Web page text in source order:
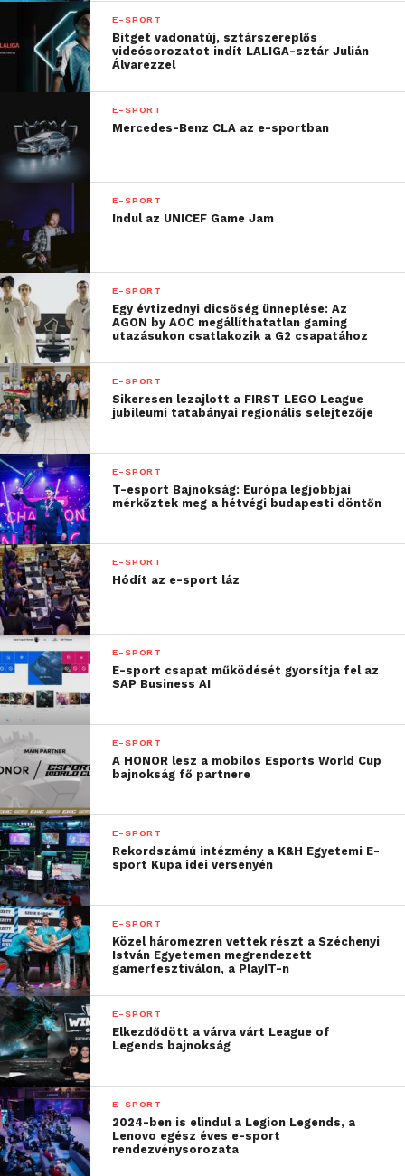
egy virtuális focibajnokságban is összemérhették
erejüket.
Az esemény rövid összefoglalóvideóját az alábbi
linkentalálható.
További friss híreket talál a
Csatlakozzon hozzánk a
E-SPORT
Bitget vadonatúj, sztárszereplős
videósorozatot indít LALIGA-sztár Julián
Álvarezzel
E-SPORT
Mercedes-Benz CLA az e-sportban
E-SPORT
Indul az UNICEF Game Jam
E-SPORT
Egy évtizednyi dicsőség ünneplése: Az
AGON by AOC megállíthatatlan gaming
utazásukon csatlakozik a G2 csapatához
E-SPORT
Sikeresen lezajlott a FIRST LEGO League
jubileumi tatabányai regionális selejtezője
E-SPORT
T-esport Bajnokság: Európa legjobbjai
mérkőztek meg a hétvégi budapesti döntőn
E-SPORT
Hódít az e-sport láz
E-SPORT
E-sport csapat működését gyorsítja fel az
SAP Business AI
E-SPORT
A HONOR lesz a mobilos Esports World Cup
bajnokság fő partnere
E-SPORT
Rekordszámú intézmény a K&H Egyetemi E-
sport Kupa idei versenyén
E-SPORT
Közel háromezren vettek részt a Széchenyi
István Egyetemen megrendezett
gamerfesztiválon, a PlayIT-n
E-SPORT
Elkezdődött a várva várt League of
Legends bajnokság
E-SPORT
2024-ben is elindul a Legion Legends, a
Lenovo egész éves e-sport
rendezvénysorozata